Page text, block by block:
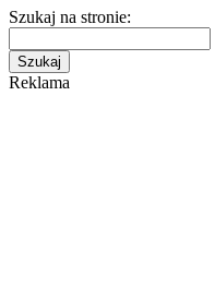
Szukaj na stronie:
Reklama